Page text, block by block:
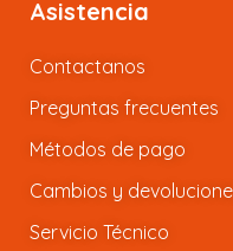
Asistencia
Contactanos
Preguntas frecuentes
Métodos de pago
Cambios y
Servicio Técnico